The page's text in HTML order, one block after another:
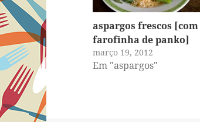
aspargos frescos [com
farofinha de panko]
março 19, 2012
Em "aspargos"